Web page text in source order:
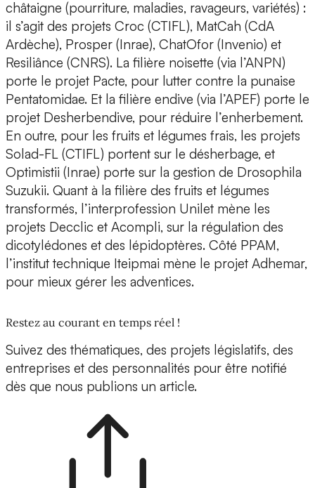
châtaigne (pourriture, maladies, ravageurs, variétés) :
il s’agit des projets Croc (CTIFL), MatCah (CdA
Ardèche), Prosper (Inrae), ChatOfor (Invenio) et
Resiliânce (CNRS). La filière noisette (via l’ANPN)
porte le projet Pacte, pour lutter contre la punaise
Pentatomidae. Et la filière endive (via l’APEF) porte le
projet Desherbendive, pour réduire l’enherbement.
En outre, pour les fruits et légumes frais, les projets
Solad-FL (CTIFL) portent sur le désherbage, et
Optimistii (Inrae) porte sur la gestion de Drosophila
Suzukii. Quant à la filière des fruits et légumes
transformés, l’interprofession Unilet mène les
projets Decclic et Acompli, sur la régulation des
dicotylédones et des lépidoptères. Côté PPAM,
l’institut technique Iteipmai mène le projet Adhemar,
pour mieux gérer les adventices.
Restez au courant en temps réel !
Suivez des thématiques, des projets législatifs, des
entreprises et des personnalités pour être notifié
dès que nous publions un article.